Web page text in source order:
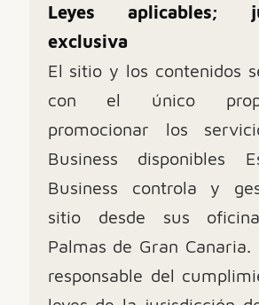
Leyes aplicables;
exclusiva
El sitio y los contenidos
con el único
promocionar los
Business disponibles
Business controla y
sitio desde sus
Palmas de Gran Canaria.
responsable del